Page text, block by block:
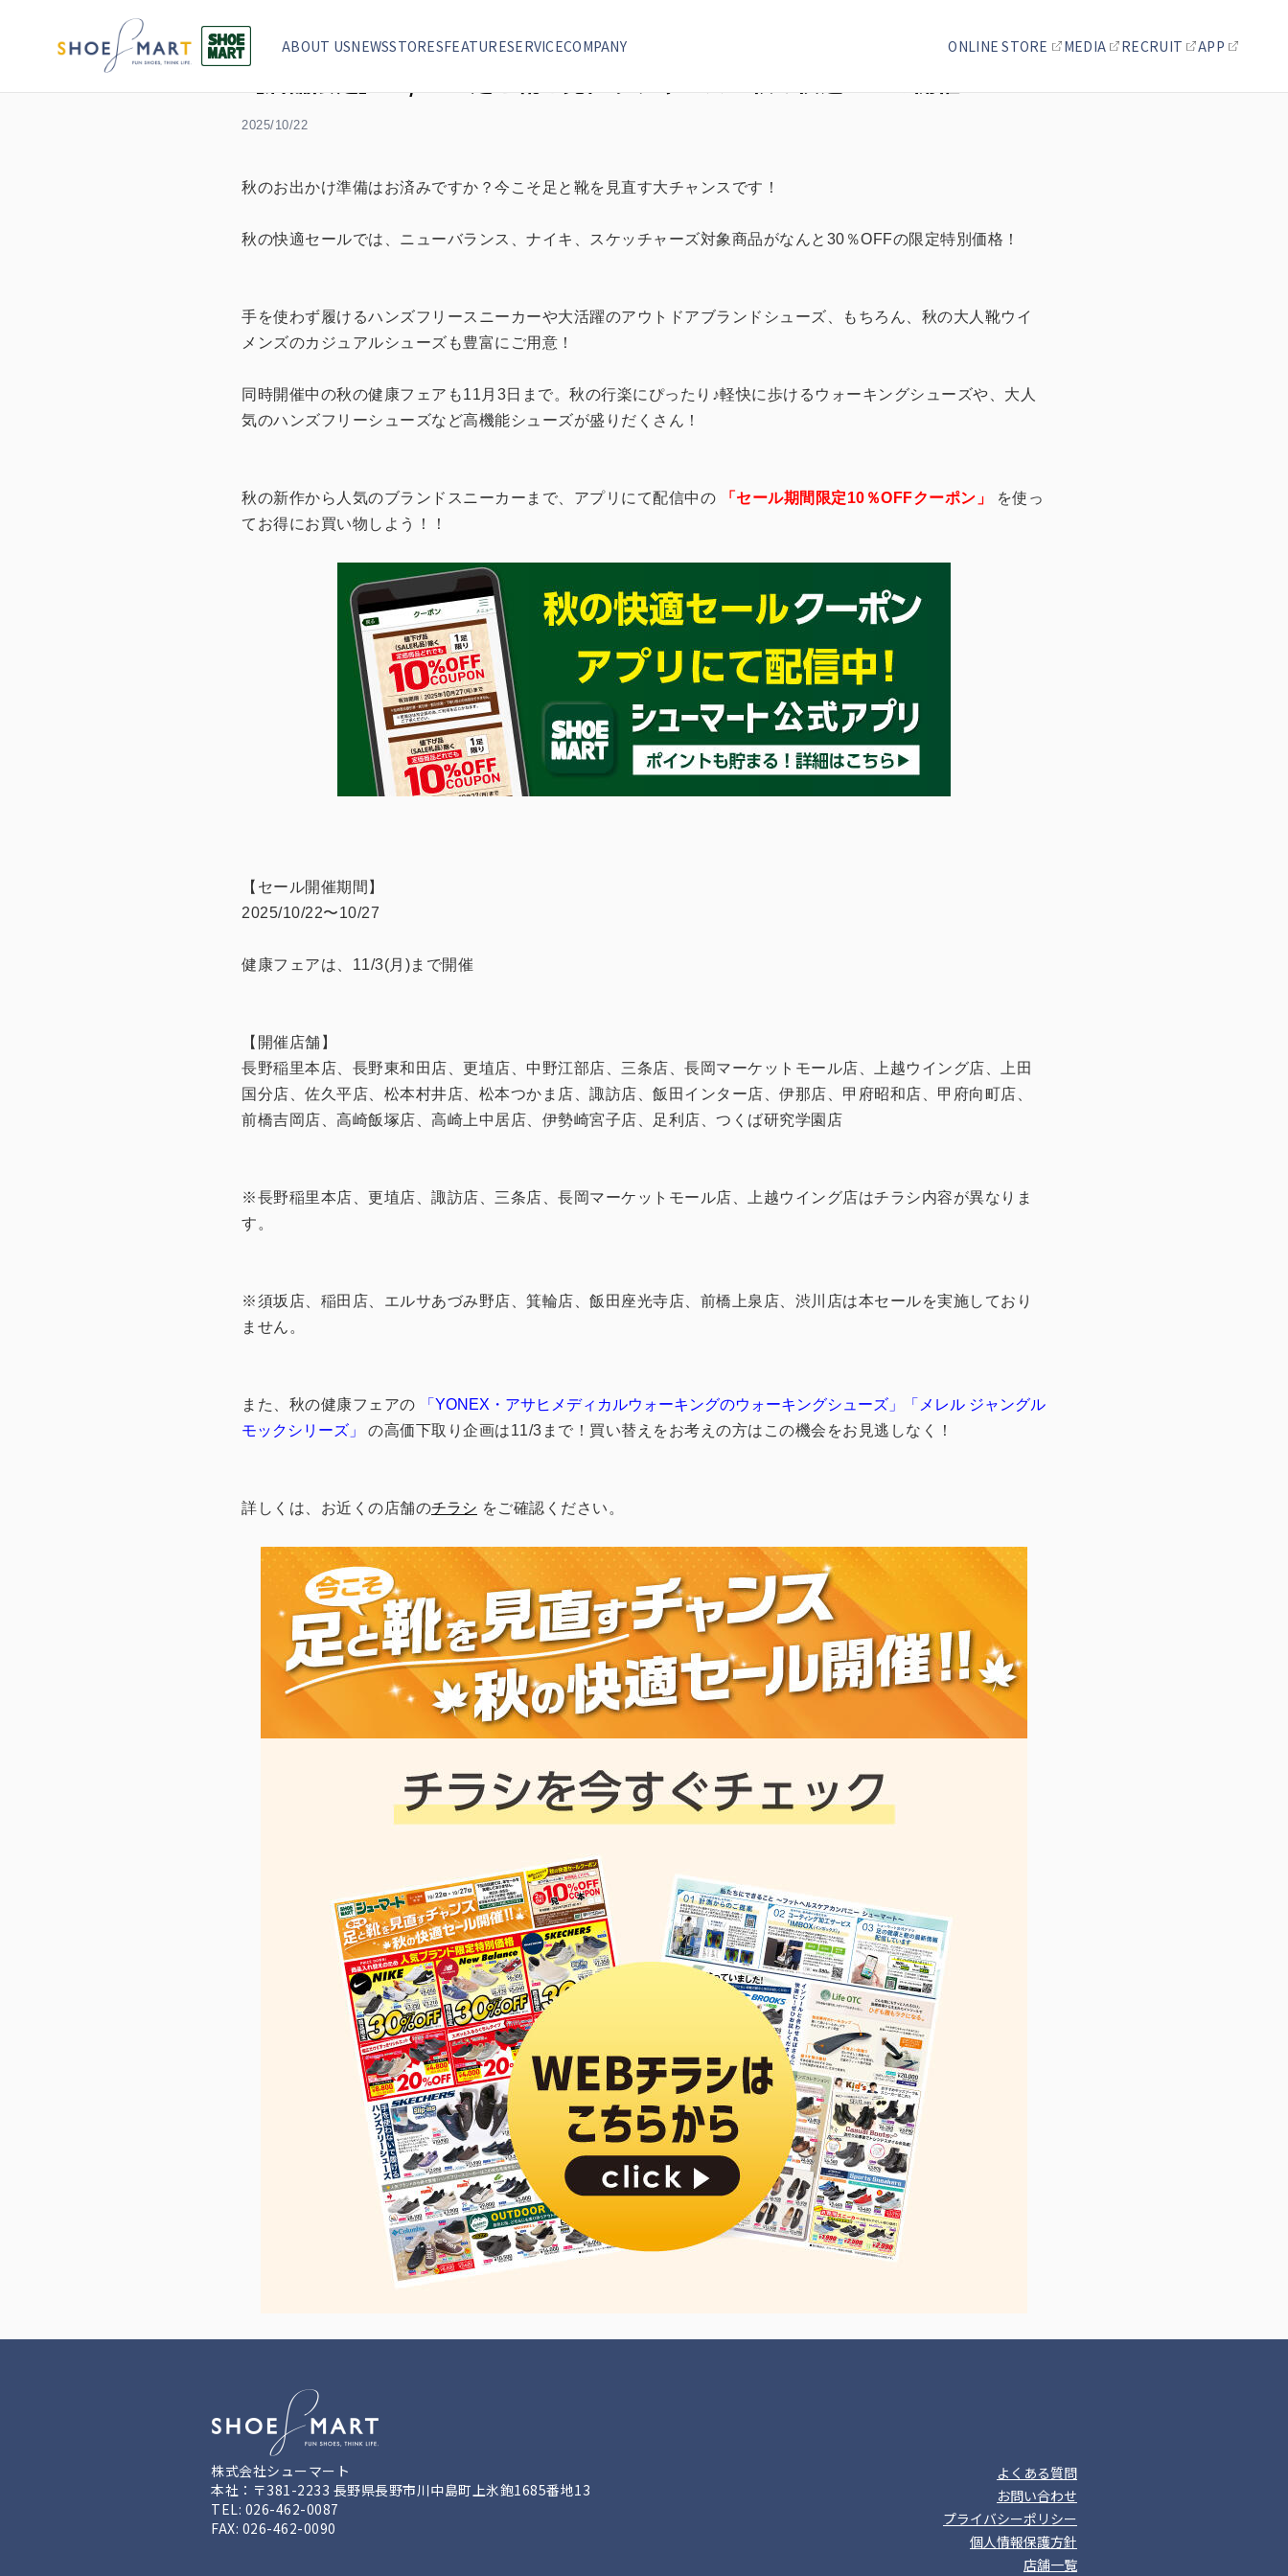
ABOUT USNEWSSTORESFEATURESERVICECOMPANY ONLINE STORE MEDIA RECRUIT APP
TOP
2025/10/22
秋のお出かけ準備はお済みですか？今こそ足と靴を見直す大チャンスです！
秋の快適セールでは、ニューバランス、ナイキ、スケッチャーズ対象商品がなんと30％OFFの限定特別価格！
手を使わず履けるハンズフリースニーカーや大活躍のアウトドアブランドシューズ、もちろん、秋の大人靴ウイ
メンズのカジュアルシューズも豊富にご用意！
同時開催中の秋の健康フェアも11月3日まで。秋の行楽にぴったり♪軽快に歩けるウォーキングシューズや、大人
気のハンズフリーシューズなど高機能シューズが盛りだくさん！
秋の新作から人気のブランドスニーカーまで、アプリにて配信中の 「セール期間限定10％OFFクーポン」
を使っ
てお得にお買い物しよう！！
【セール開催期間】
2025/10/22〜10/27
健康フェアは、11/3(月)まで開催
【開催店舗】
長野稲里本店、長野東和田店、更埴店、中野江部店、三条店、長岡マーケットモール店、上越ウイング店、上田
国分店、佐久平店、松本村井店、松本つかま店、諏訪店、飯田インター店、伊那店、甲府昭和店、甲府向町店、
前橋吉岡店、高崎飯塚店、高崎上中居店、伊勢崎宮子店、足利店、つくば研究学園店
※長野稲里本店、更埴店、諏訪店、三条店、長岡マーケットモール店、上越ウイング店はチラシ内容が異なりま
す。
※須坂店、稲田店、エルサあづみ野店、箕輪店、飯田座光寺店、前橋上泉店、渋川店は本セールを実施しており
ません。
また、秋の健康フェアの
「YONEX・アサヒメディカルウォーキングのウォーキングシューズ」「メレル ジャングル
モックシリーズ」
の高価下取り企画は11/3まで！買い替えをお考えの方はこの機会をお見逃しなく！
詳しくは、お近くの店舗のチラシ をご確認ください。
株式会社シューマート
本社：〒381-2233 長野県長野市川中島町上氷鉋1685番地13
TEL: 026-462-0087
FAX: 026-462-0090
よくある質問
お問い合わせ
プライバシーポリシー
個人情報保護方針
店舗一覧